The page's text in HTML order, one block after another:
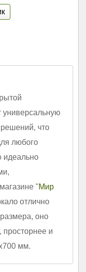
что
любого
идеально
"Мир
отлично
оно
просторнее и
мм.